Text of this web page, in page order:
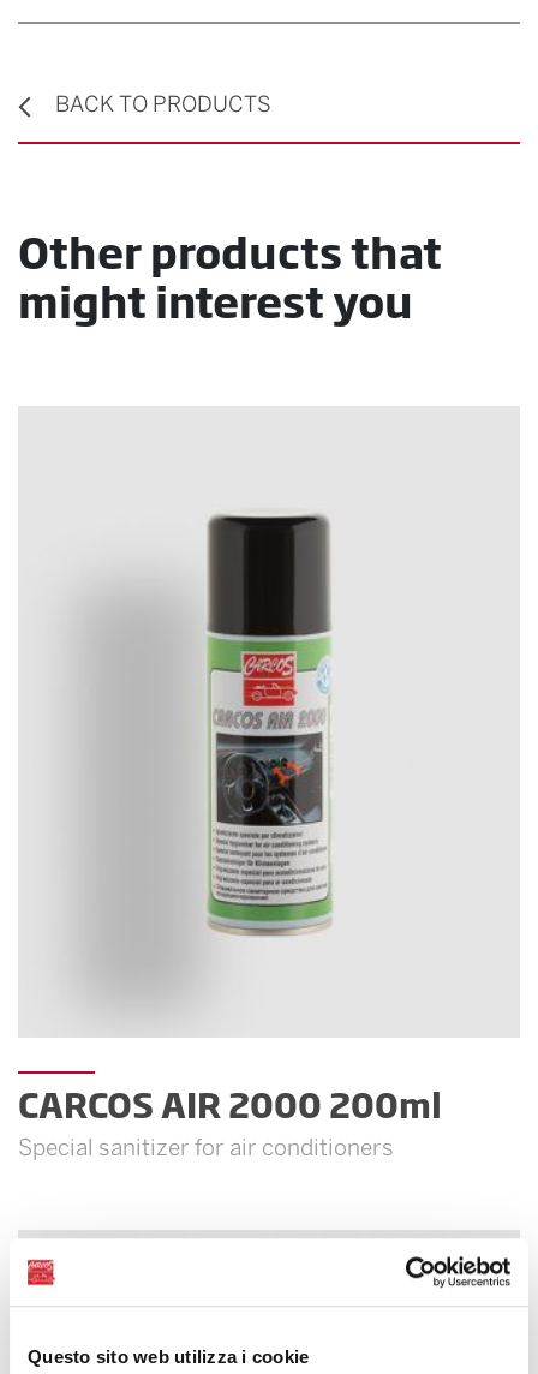
Questo sito web utilizza i cookie
BACK TO PRODUCTS
Other products that
might interest you
CARCOS AIR 2000 200ml
Special sanitizer for air conditioners